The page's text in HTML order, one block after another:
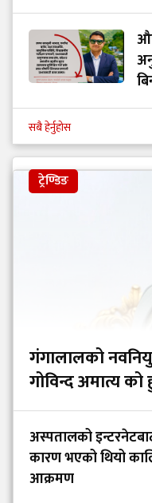
सबै हेर्नुहोस
ट्रेण्डिङ
गंगालालको
गोविन्द अमात्य को
अस्पतालको
कारण भएको थियो
आक्रमण